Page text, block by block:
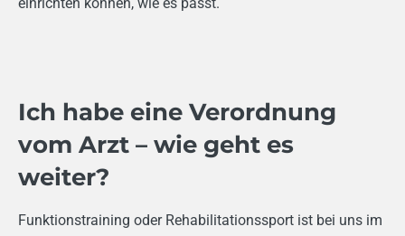
Ich habe eine Verordnung
vom Arzt – wie geht es
weiter?
Funktionstraining oder Rehabilitationssport ist bei uns im